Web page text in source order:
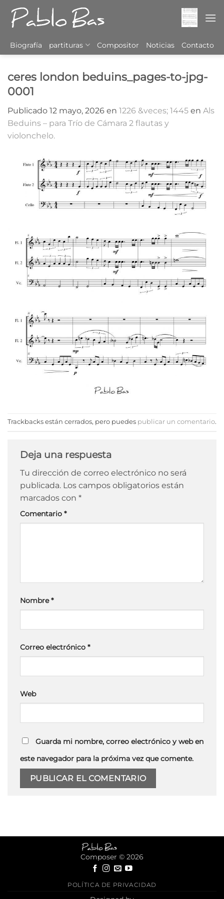
Saltar
contenido
Biografía partituras Compositor Noticias Contacto
ceres london beduins_pages-to-jpg-
0001
Publicado 12 mayo, 2026 en 1226 &veces; 1445 en Als
Beduins – para Trío de Cámara 2 flautas y
violonchelo.
Trackbacks están cerrados, pero puedes publicar un comentario.
Deja una respuesta
Tu dirección de correo electrónico no será
publicada. Los campos obligatorios están
marcados con *
Comentario *
Nombre*
Correo electrónico *
Web
Guarda mi nombre, correo electrónico y web en
este navegador para la próxima vez que comente.
Composer © 2026
POLÍTICA DE PRIVACIDAD